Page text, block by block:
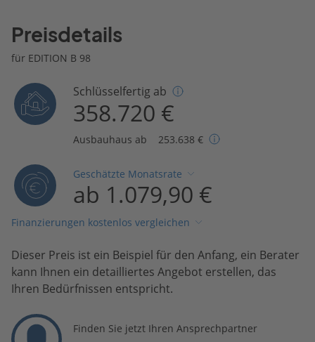
Preisdetails
für EDITION B 98
Schlüsselfertig ab
358.720 €
Ausbauhaus ab 253.638 €
Geschätzte Monatsrate
ab 1.079,90 €
Finanzierungen kostenlos vergleichen
Dieser Preis ist ein Beispiel für den Anfang, ein Berater
kann Ihnen ein detailliertes Angebot erstellen, das
Ihren Bedürfnissen entspricht.
Finden Sie jetzt Ihren Ansprechpartner